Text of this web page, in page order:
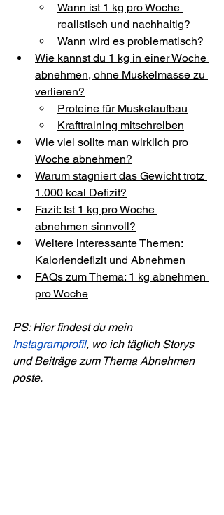
Wann ist 1 kg pro Woche
realistisch und nachhaltig?
Wann wird es problematisch?
Wie kannst du 1 kg in einer Woche
abnehmen, ohne Muskelmasse zu
verlieren?
Proteine für Muskelaufbau
Krafttraining mitschreiben
Wie viel sollte man wirklich pro
Woche abnehmen?
Warum stagniert das Gewicht trotz
1.000 kcal Defizit?
Fazit: Ist 1 kg pro Woche
abnehmen sinnvoll?
Weitere interessante Themen:
Kaloriendefizit und Abnehmen
FAQs zum Thema: 1 kg abnehmen
pro Woche
PS: Hier findest du mein
Instagramprofil, wo ich täglich Storys
und Beiträge zum Thema Abnehmen
poste.